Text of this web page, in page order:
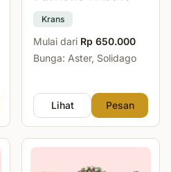
Krans
Mulai dari Rp 650.000
Bunga: Aster, Solidago
Lihat Pesan